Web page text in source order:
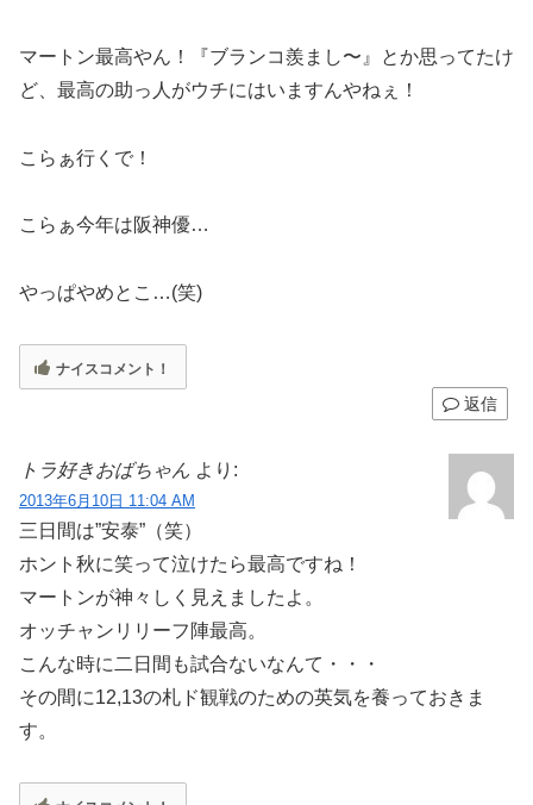
マートン最高やん！『ブランコ羨まし〜』とか思ってたけ
ど、最高の助っ人がウチにはいますんやねぇ！
こらぁ行くで！
こらぁ今年は阪神優…
やっぱやめとこ…(笑)
ナイスコメント！
返信
トラ好きおばちゃん より:
2013年6月10日 11:04 AM
三日間は”安泰”（笑）
ホント秋に笑って泣けたら最高ですね！
マートンが神々しく見えましたよ。
オッチャンリリーフ陣最高。
こんな時に二日間も試合ないなんて・・・
その間に12,13の札ド観戦のための英気を養っておきま
す。